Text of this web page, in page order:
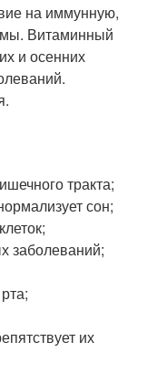
на иммунную,
Витаминный
и осенних
тракта;
сон;
заболеваний;
их